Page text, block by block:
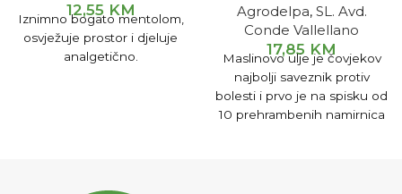
12,55 KM
Iznimno bogato mentolom,
osvježuje prostor i djeluje
analgetično.
Agrodelpa, SL. Avd.
Conde Vallellano
17,85 KM
Maslinovo ulje je čovjekov
najbolji saveznik protiv
bolesti i prvo je na spisku od
10 prehrambenih namirnica